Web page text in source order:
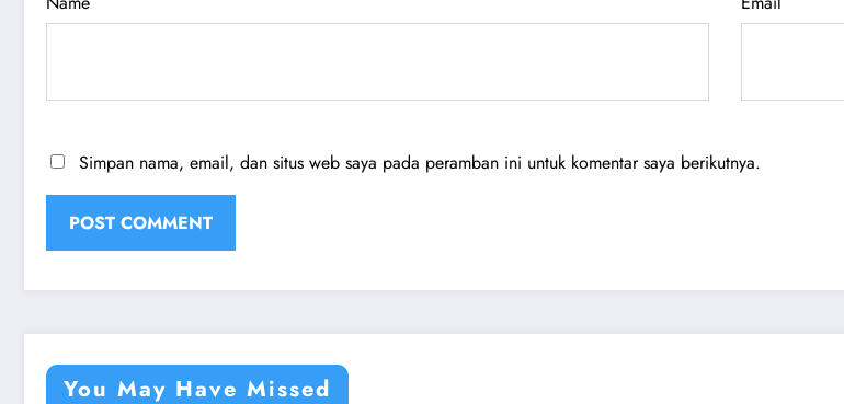
Simpan nama, email, dan situs web saya pada peramban ini untuk komentar saya berikutnya.
You May Have Missed